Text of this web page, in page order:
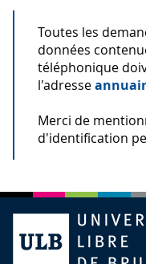
Toutes les
données
téléphonique
l'adresse
Merci de
d'identification